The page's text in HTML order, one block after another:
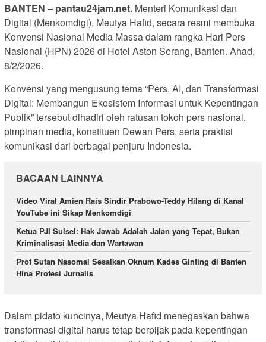
BANTEN – pantau24jam.net. Menteri Komunikasi dan
Digital (Menkomdigi), Meutya Hafid, secara resmi membuka
Konvensi Nasional Media Massa dalam rangka Hari Pers
Nasional (HPN) 2026 di Hotel Aston Serang, Banten. Ahad,
8/2/2026.
Konvensi yang mengusung tema “Pers, AI, dan Transformasi
Digital: Membangun Ekosistem Informasi untuk Kepentingan
Publik” tersebut dihadiri oleh ratusan tokoh pers nasional,
pimpinan media, konstituen Dewan Pers, serta praktisi
komunikasi dari berbagai penjuru Indonesia.
BACAAN LAINNYA
Video Viral Amien Rais Sindir Prabowo-Teddy Hilang di Kanal
YouTube ini Sikap Menkomdigi
Ketua PJI Sulsel: Hak Jawab Adalah Jalan yang Tepat, Bukan
Kriminalisasi Media dan Wartawan
Prof Sutan Nasomal Sesalkan Oknum Kades Ginting di Banten
Hina Profesi Jurnalis
Dalam pidato kuncinya, Meutya Hafid menegaskan bahwa
transformasi digital harus tetap berpijak pada kepentingan